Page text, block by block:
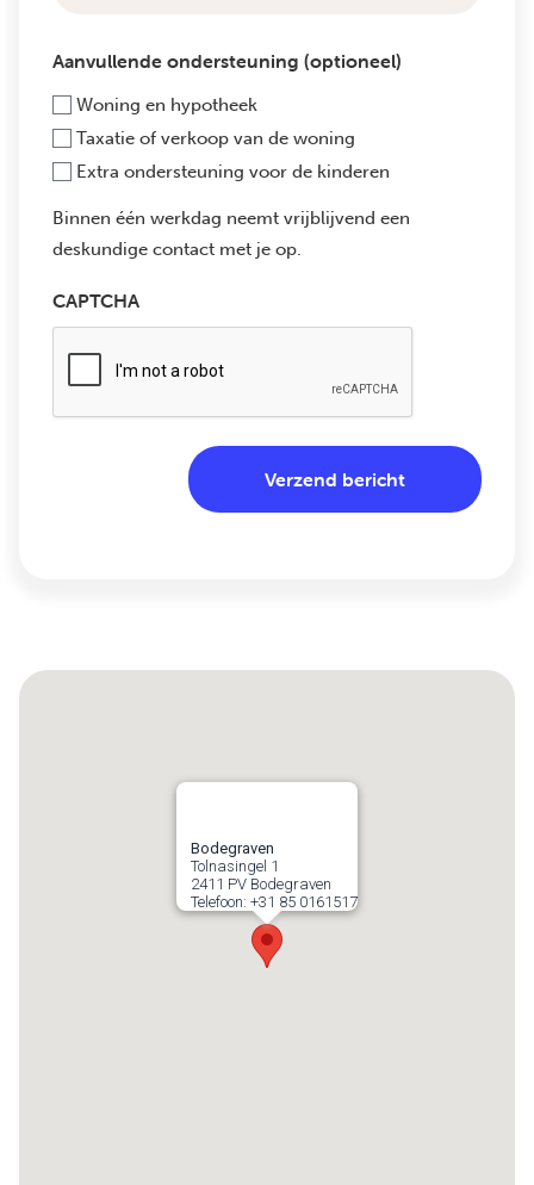
Aanvullende ondersteuning (optioneel)
Woning en hypotheek
Taxatie of verkoop van de woning
Extra ondersteuning voor de kinderen
Binnen één werkdag neemt vrijblijvend een
deskundige contact met je op.
CAPTCHA
Bodegraven
Tolnasingel 1
2411 PV Bodegraven
Telefoon: +31 85 0161517